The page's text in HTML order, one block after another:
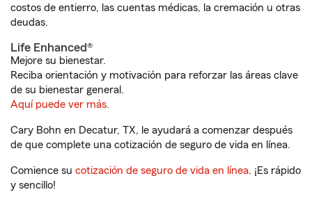
costos de entierro, las cuentas médicas, la cremación u otras
deudas.
Life Enhanced®
Mejore su bienestar.
Reciba orientación y motivación para reforzar las áreas clave
de su bienestar general.
Aquí puede ver más.
Cary Bohn en Decatur, TX, le ayudará a comenzar después
de que complete una cotización de seguro de vida en línea.
Comience su cotización de seguro de vida en línea. ¡Es rápido
y sencillo!